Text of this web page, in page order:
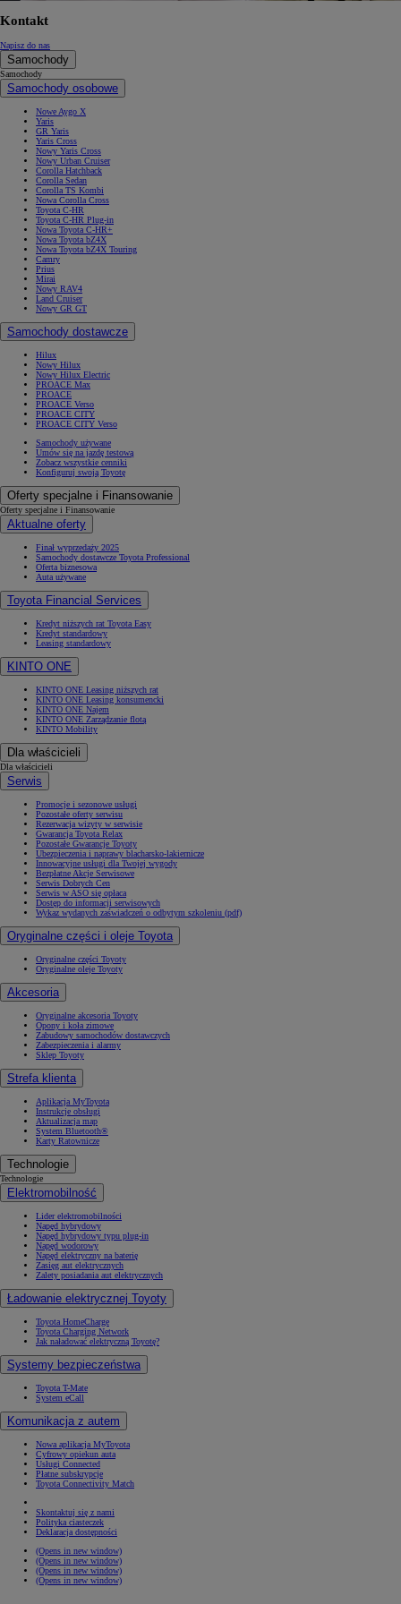
Kontakt
Napisz do nas
Samochody
Samochody
Samochody osobowe
Nowe Aygo X
Yaris
GR Yaris
Yaris Cross
Nowy Yaris Cross
Nowy Urban Cruiser
Corolla Hatchback
Corolla Sedan
Corolla TS Kombi
Nowa Corolla Cross
Toyota C-HR
Toyota C-HR Plug-in
Nowa Toyota C-HR+
Nowa Toyota bZ4X
Nowa Toyota bZ4X Touring
Camry
Prius
Mirai
Nowy RAV4
Land Cruiser
Nowy GR GT
Samochody dostawcze
Hilux
Nowy Hilux
Nowy Hilux Electric
PROACE Max
PROACE
PROACE Verso
PROACE CITY
PROACE CITY Verso
Samochody używane
Umów się na jazdę testową
Zobacz wszystkie cenniki
Konfiguruj swoją Toyotę
Oferty specjalne i Finansowanie
Oferty specjalne i Finansowanie
Aktualne oferty
Finał wyprzedaży 2025
Samochody dostawcze Toyota Professional
Oferta biznesowa
Auta używane
Toyota Financial Services
Kredyt niższych rat Toyota Easy
Kredyt standardowy
Leasing standardowy
KINTO ONE
KINTO ONE Leasing niższych rat
KINTO ONE Leasing konsumencki
KINTO ONE Najem
KINTO ONE Zarządzanie flotą
KINTO Mobility
Dla właścicieli
Dla właścicieli
Serwis
Promocje i sezonowe usługi
Pozostałe oferty serwisu
Rezerwacja wizyty w serwisie
Gwarancja Toyota Relax
Pozostałe Gwarancje Toyoty
Ubezpieczenia i naprawy blacharsko-lakiernicze
Innowacyjne usługi dla Twojej wygody
Bezpłatne Akcje Serwisowe
Serwis Dobrych Cen
Serwis w ASO się opłaca
Dostęp do informacji serwisowych
Wykaz wydanych zaświadczeń o odbytym szkoleniu (pdf)
Oryginalne części i oleje Toyota
Oryginalne części Toyoty
Oryginalne oleje Toyoty
Akcesoria
Oryginalne akcesoria Toyoty
Opony i koła zimowe
Zabudowy samochodów dostawczych
Zabezpieczenia i alarmy
Sklep Toyoty
Strefa klienta
Aplikacja MyToyota
Instrukcje obsługi
Aktualizacja map
System Bluetooth®
Karty Ratownicze
Technologie
Technologie
Elektromobilność
Lider elektromobilności
Napęd hybrydowy
Napęd hybrydowy typu plug-in
Napęd wodorowy
Napęd elektryczny na baterię
Zasięg aut elektrycznych
Zalety posiadania aut elektrycznych
Ładowanie elektrycznej Toyoty
Toyota HomeCharge
Toyota Charging Network
Jak naładować elektryczną Toyotę?
Systemy bezpieczeństwa
Toyota T-Mate
System eCall
Komunikacja z autem
Nowa aplikacja MyToyota
Cyfrowy opiekun auta
Usługi Connected
Płatne subskrypcje
Toyota Connectivity Match
Skontaktuj się z nami
Polityka ciasteczek
Deklaracja dostępności
(Opens in new window)
(Opens in new window)
(Opens in new window)
(Opens in new window)